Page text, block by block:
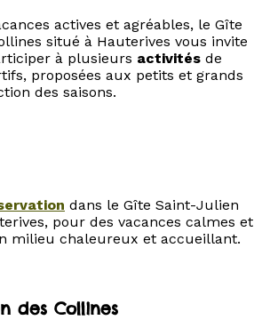
actives et agréables, le Gîte
situé à Hauterives vous invite
à plusieurs activités de
proposées aux petits et grands
des saisons.
dans le Gîte Saint-Julien
pour des vacances calmes et
milieu chaleureux et accueillant.
des Collines